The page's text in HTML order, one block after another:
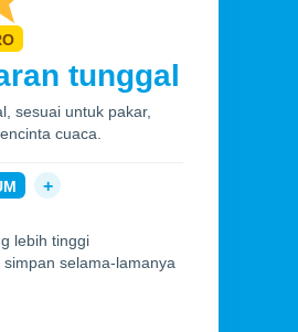
tunggal
sesuai untuk pakar,
cuaca.
+
lebih tinggi
selama-lamanya